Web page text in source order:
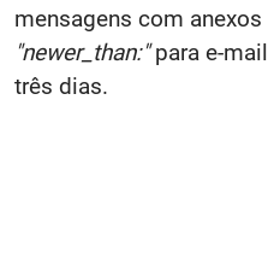
mensagens com
"newer_than:"para e-
três dias.